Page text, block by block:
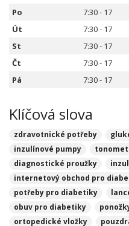
Po
7:30 - 17
Út
7:30 - 17
St
7:30 - 17
Čt
7:30 - 17
Pá
7:30 - 17
Klíčová slova
zdravotnické potřeby
inzulínové pumpy
diagnostické proužky
internetový obchod pro
potřeby pro diabetiky
obuv pro diabetiky
ortopedické vložky